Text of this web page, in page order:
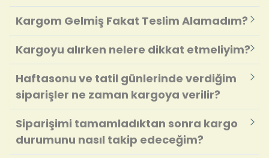
Kargom Gelmiş Fakat Teslim Alamadım?
Kargoyu alırken nelere dikkat etmeliyim?
Haftasonu ve tatil günlerinde verdiğim
siparişler ne zaman kargoya verilir?
Siparişimi tamamladıktan sonra kargo
durumunu nasıl takip edeceğim?